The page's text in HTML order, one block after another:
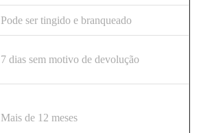
Pode ser tingido e branqueado
7 dias sem motivo de devolução
Mais de 12 meses